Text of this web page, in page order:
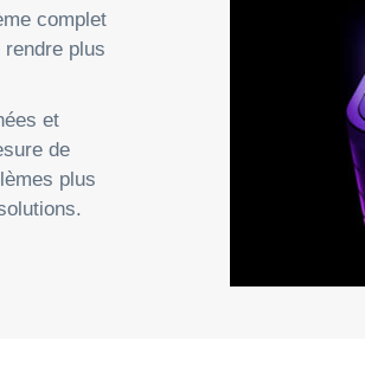
complet
plus
et
de
plus